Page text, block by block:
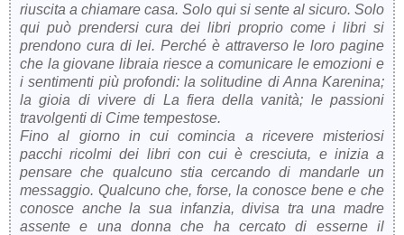
riuscita a chiamare casa. Solo qui si sente al sicuro. Solo
qui può prendersi cura dei libri proprio come i libri si
prendono cura di lei. Perché è attraverso le loro pagine
che la giovane libraia riesce a comunicare le emozioni e
i sentimenti più profondi: la solitudine di Anna Karenina;
la gioia di vivere di La fiera della vanità; le passioni
travolgenti di Cime tempestose.
Fino al giorno in cui comincia a ricevere misteriosi
pacchi ricolmi dei libri con cui è cresciuta, e inizia a
pensare che qualcuno stia cercando di mandarle un
messaggio. Qualcuno che, forse, la conosce bene e che
conosce anche la sua infanzia, divisa tra una madre
assente e una donna che ha cercato di esserne il